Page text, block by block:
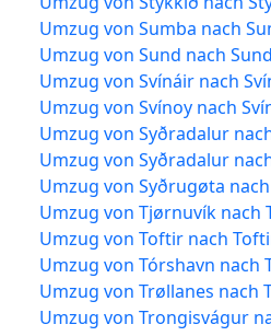
Umzug von Sumba nach
Umzug von Sund nach Sund
Umzug von Svínáir nach
Umzug von Svínoy nach
Umzug von Syðradalur
Umzug von Syðradalur
Umzug von Syðrugøta
Umzug von Tjørnuvík nach
Umzug von Toftir nach
Umzug von Tórshavn nach
Umzug von Trøllanes nach
Umzug von Trongisvágur